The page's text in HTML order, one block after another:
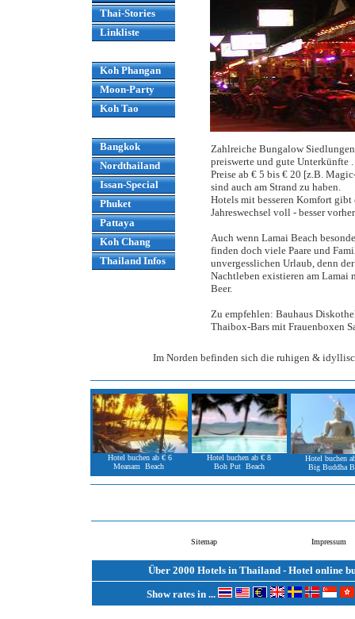
Thai-Stories
Linkliste
Koh Phangan
Moon-Party
Koh Tao
Bangkok
Nordthailand
Issan-Special
Phuket
Pattaya
Koh Chang
Thailand Infos
Zahlreiche Bungalow
preiswerte und gute Unterkünfte
Preise ab € 5 bis € 20 [z.B.
sind auch am Strand zu haben.
Hotels mit besseren Komfort
Jahreswechsel voll - besser
Auch wenn Lamai Beach
finden doch viele Paare und
unvergesslichen Urlaub, denn
Nachtleben existieren am Lamai
Beer.
Zu empfehlen: Bauhaus
Thaibox-Bars mit Frauenboxen
Im Norden befinden sich die ruhigen &
Hotel buchen ab € 6
Meanam Beach
Hotel buchen ab € 8
Boh Put Beach
Hotel buchen
Big Buddha
Sitemap Impressum
Über 2000 Hotels in Thailand - Hotel online
Show rates in ...